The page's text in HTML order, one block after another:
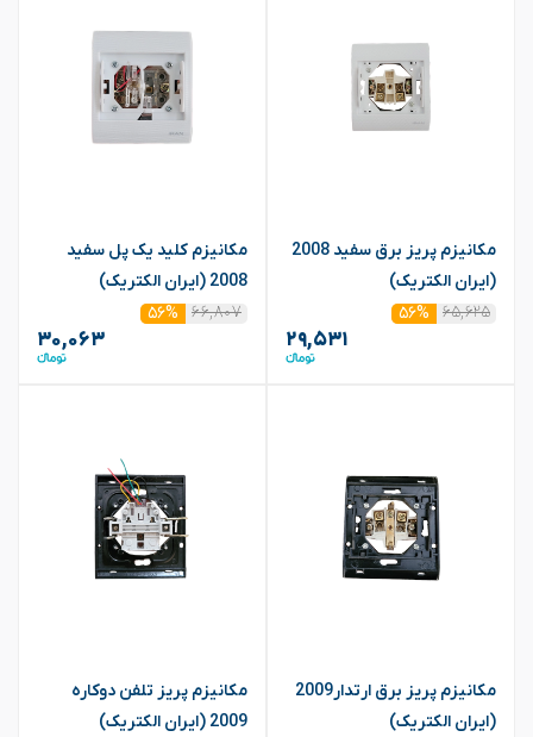
مکانیزم پریز برق سفید 2008
(ایران الکتریک)
۶۵,۶۲۵
۵۶%
۲۹,۵۳۱
مکانیزم کلید یک پل سفید
2008 (ایران الکتریک)
۶۶,۸۰۷
۵۶%
۳۰,۰۶۳
مکانیزم پریز برق ارتدار2009
(ایران الکتریک)
مکانیزم پریز تلفن دوکاره
2009 (ایران الکتریک)